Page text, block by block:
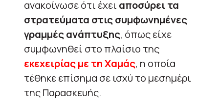
ανακοίνωσε ότι έχει αποσύρει τα
στρατεύματα στις συμφωνημένες
γραμμές ανάπτυξης, όπως είχε
συμφωνηθεί στο πλαίσιο της
εκεχειρίας με τη Χαμάς, η οποία
τέθηκε επίσημα σε ισχύ το μεσημέρι
της Παρασκευής.